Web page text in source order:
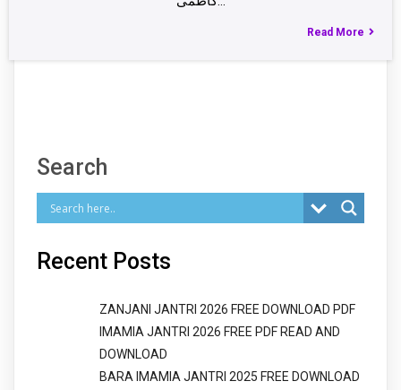
Read More
Search
Recent Posts
ZANJANI JANTRI 2026 FREE DOWNLOAD PDF
IMAMIA JANTRI 2026 FREE PDF READ AND
DOWNLOAD
BARA IMAMIA JANTRI 2025 FREE DOWNLOAD